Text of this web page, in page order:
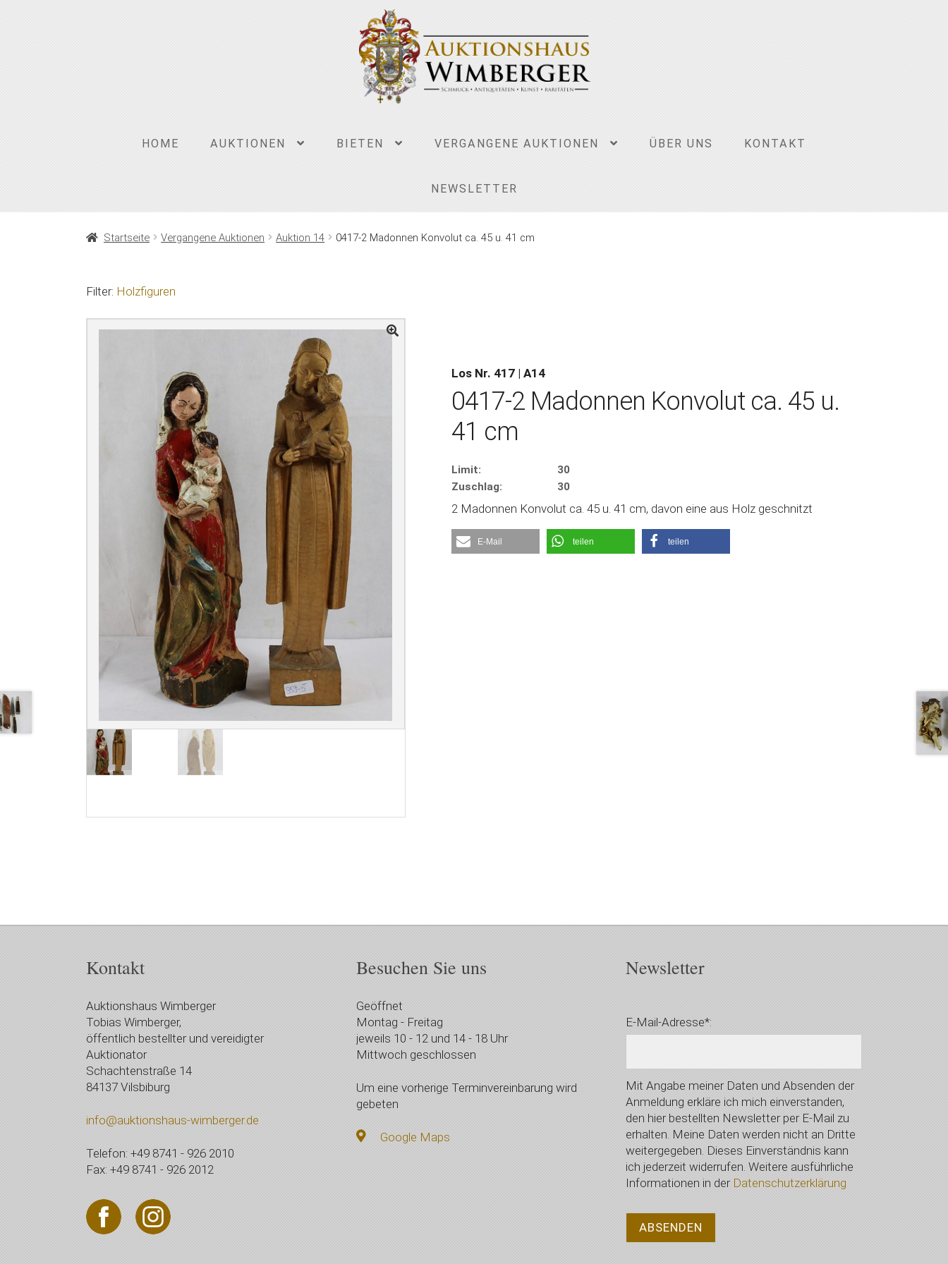
HOME AUKTIONEN BIETEN VERGANGENE AUKTIONEN ÜBER UNS KONTAKT
NEWSLETTER
Startseite Vergangene Auktionen Auktion 14 0417-2 Madonnen Konvolut ca. 45 u. 41 cm
Filter: Holzfiguren
Los Nr. 417 | A14
0417-2 Madonnen Konvolut ca. 45 u.
41 cm
Limit:
30
Zuschlag:
30
2 Madonnen Konvolut ca. 45 u. 41 cm, davon eine aus Holz geschnitzt
E-Mail teilen teilen
Kontakt
Auktionshaus Wimberger
Tobias Wimberger,
öffentlich bestellter und vereidigter
Auktionator
Schachtenstraße 14
84137 Vilsbiburg
info@auktionshaus-wimberger.de
Telefon: +49 8741 - 926 2010
Fax: +49 8741 - 926 2012
Besuchen Sie uns
Geöffnet
Montag - Freitag
jeweils 10 - 12 und 14 - 18 Uhr
Mittwoch geschlossen
Um eine vorherige Terminvereinbarung wird
gebeten
Google Maps
Newsletter
E-Mail-Adresse*:
Mit Angabe meiner Daten und Absenden der
Anmeldung erkläre ich mich einverstanden,
den hier bestellten Newsletter per E-Mail zu
erhalten. Meine Daten werden nicht an Dritte
weitergegeben. Dieses Einverständnis kann
ich jederzeit widerrufen. Weitere ausführliche
Informationen in der Datenschutzerklärung